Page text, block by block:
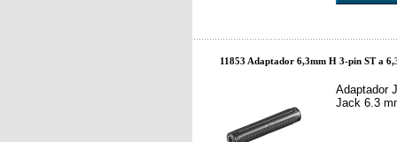
11853 Adaptador 6,3mm H 3-pin ST a
Adaptador
Jack 6.3